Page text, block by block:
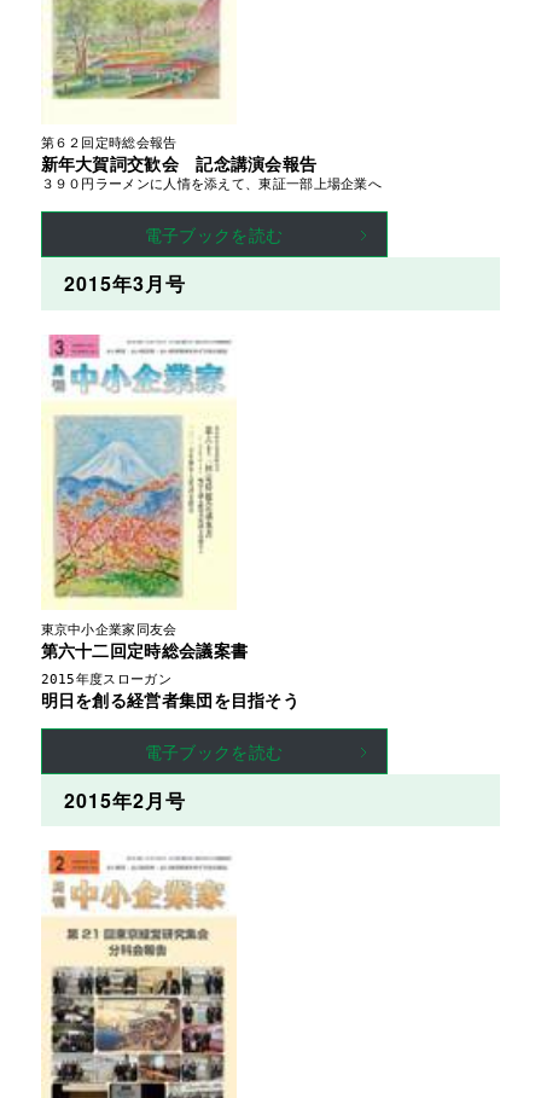
第６２回定時総会報告
新年大賀詞交歓会 記念講演会報告
３９０円ラーメンに人情を添えて、東証一部上場企業へ
電子ブックを読む
2015年3月号
東京中小企業家同友会
第六十二回定時総会議案書
2015年度スローガン
明日を創る経営者集団を目指そう
電子ブックを読む
2015年2月号